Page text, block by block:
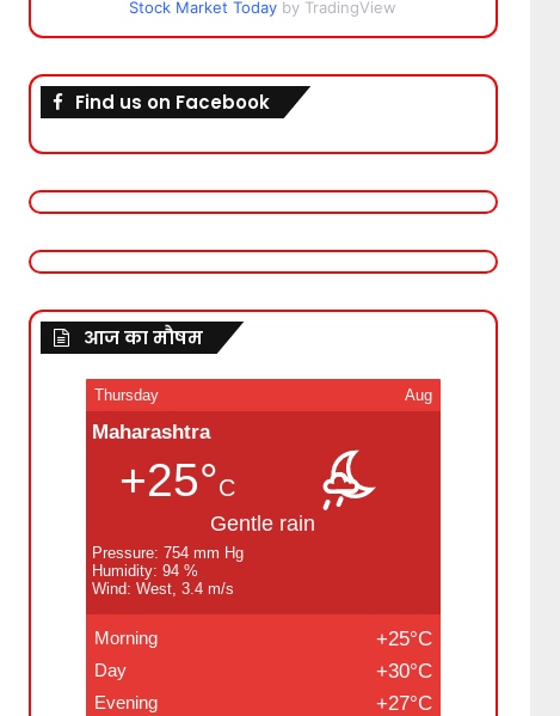
Stock Market Today by TradingView
Find us on Facebook
आज का मौषम
Thursday Aug
Maharashtra
+25°C
Gentle rain
Pressure: 754 mm Hg
Humidity: 94 %
Wind: West, 3.4 m/s
Morning +25°C
Day +30°C
Evening +27°C